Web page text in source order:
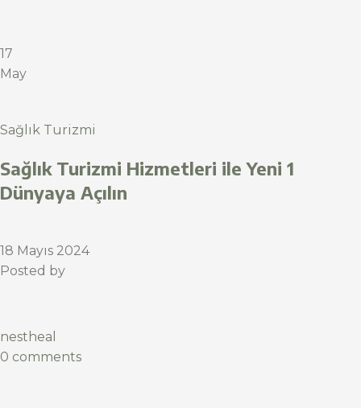
17
May
Sağlık Turizmi
Sağlık Turizmi Hizmetleri ile Yeni 1
Dünyaya Açılın
18 Mayıs 2024
Posted by
nestheal
0 comments